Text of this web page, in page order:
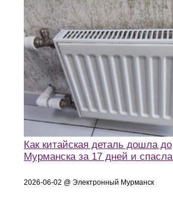
Как китайская деталь дошла до
Мурманска за 17 дней и
2026-06-02 @ Электронный Мурманск